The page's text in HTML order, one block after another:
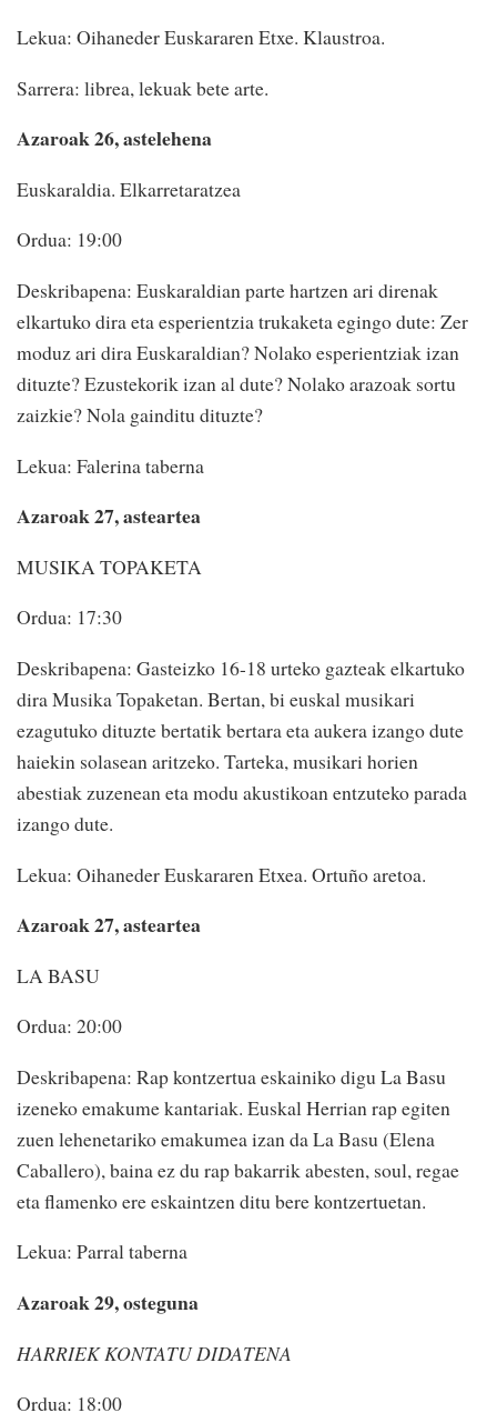
Lekua: Oihaneder Euskararen Etxe. Klaustroa.
Sarrera: librea, lekuak bete arte.
Azaroak 26, astelehena
Euskaraldia. Elkarretaratzea
Ordua: 19:00
Deskribapena: Euskaraldian parte hartzen ari direnak
elkartuko dira eta esperientzia trukaketa egingo dute: Zer
moduz ari dira Euskaraldian? Nolako esperientziak izan
dituzte? Ezustekorik izan al dute? Nolako arazoak sortu
zaizkie? Nola gainditu dituzte?
Lekua: Falerina taberna
Azaroak 27, asteartea
MUSIKA TOPAKETA
Ordua: 17:30
Deskribapena: Gasteizko 16-18 urteko gazteak elkartuko
dira Musika Topaketan. Bertan, bi euskal musikari
ezagutuko dituzte bertatik bertara eta aukera izango dute
haiekin solasean aritzeko. Tarteka, musikari horien
abestiak zuzenean eta modu akustikoan entzuteko parada
izango dute.
Lekua: Oihaneder Euskararen Etxea. Ortuño aretoa.
Azaroak 27, asteartea
LA BASU
Ordua: 20:00
Deskribapena: Rap kontzertua eskainiko digu La Basu
izeneko emakume kantariak. Euskal Herrian rap egiten
zuen lehenetariko emakumea izan da La Basu (Elena
Caballero), baina ez du rap bakarrik abesten, soul, regae
eta flamenko ere eskaintzen ditu bere kontzertuetan.
Lekua: Parral taberna
Azaroak 29, osteguna
HARRIEK KONTATU DIDATENA
Ordua: 18:00